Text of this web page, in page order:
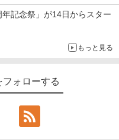
記念祭」が14日からスター
もっと見る
ォローする